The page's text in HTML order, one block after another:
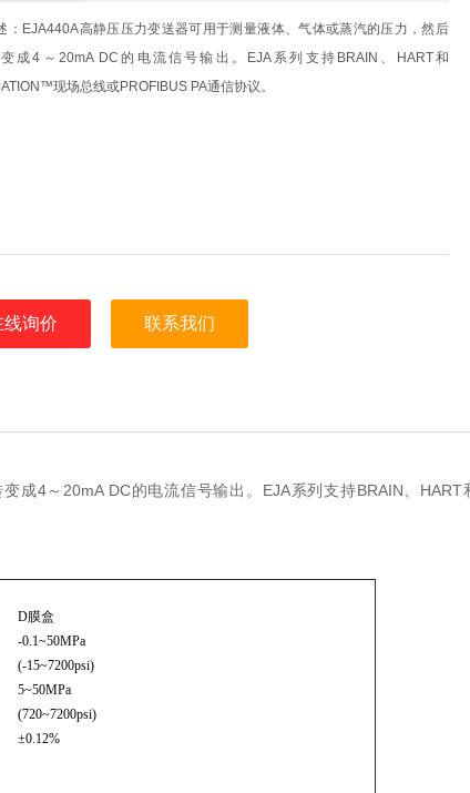
：EJA440A高静压压力变送器可用于测量液体、气体或蒸汽的压力，然后
成4～20mA DC的电流信号输出。EJA系列支持BRAIN、HART和
现场总线或PROFIBUS PA通信协议。
线询价 联系我们
成4～20mA DC的电流信号输出。EJA系列支持BRAIN、HART
D膜盒
-0.1~50MPa
(-15~7200psi)
5~50MPa
(720~7200psi)
±0.12%